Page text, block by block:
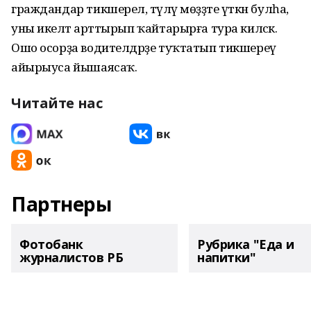
граждандар тикшерелә, түләү мөҙҙәте үткән булһа,
уны икеләтә арттырып ҡайтарырға тура киләсәк.
Ошо осорҙа водителдәрҙе туҡтатып тикшереү
айырыуса йышаясаҡ.
Читайте нас
Партнеры
Фотобанк
журналистов РБ
Рубрика "Еда и
напитки"